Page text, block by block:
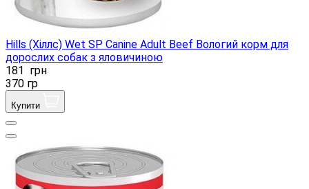
Hills (Хіллс) Wet SP Canine Adult Beef Вологий корм для
дорослих собак з яловичиною
181
грн
370 гр
Купити